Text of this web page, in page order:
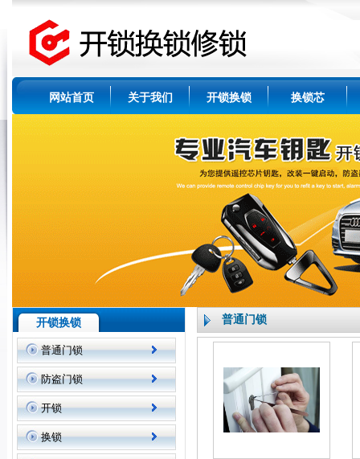
网站首页 关于我们 开锁换锁 换锁芯
开锁换锁
普通门锁
防盗门锁
开锁
换锁
普通门锁